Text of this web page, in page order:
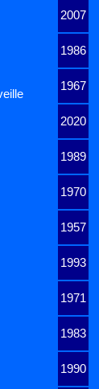
2007
1986
1967
2020
1989
1970
1957
1993
1971
1983
1990